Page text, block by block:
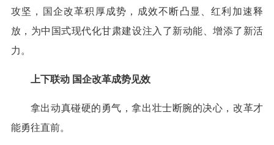
攻坚，国企改革积厚成势，成效不断凸显、红利加速释
放，为中国式现代化甘肃建设注入了新动能、增添了新活
力。
上下联动 国企改革成势见效
拿出动真碰硬的勇气，拿出壮士断腕的决心，改革才
能勇往直前。